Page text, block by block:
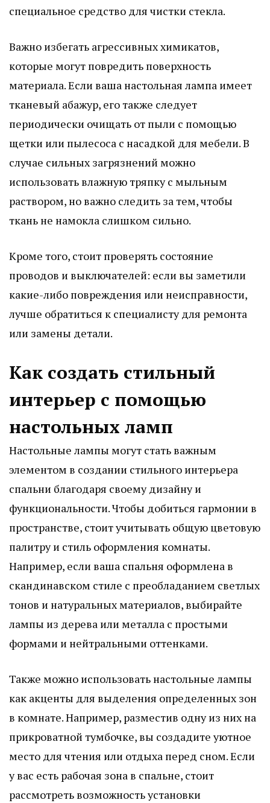
специальное средство для чистки стекла.
Важно избегать агрессивных химикатов,
которые могут повредить поверхность
материала. Если ваша настольная лампа имеет
тканевый абажур, его также следует
периодически очищать от пыли с помощью
щетки или пылесоса с насадкой для мебели. В
случае сильных загрязнений можно
использовать влажную тряпку с мыльным
раствором, но важно следить за тем, чтобы
ткань не намокла слишком сильно.
Кроме того, стоит проверять состояние
проводов и выключателей: если вы заметили
какие-либо повреждения или неисправности,
лучше обратиться к специалисту для ремонта
или замены детали.
Как создать стильный
интерьер с помощью
настольных ламп
Настольные лампы могут стать важным
элементом в создании стильного интерьера
спальни благодаря своему дизайну и
функциональности. Чтобы добиться гармонии в
пространстве, стоит учитывать общую цветовую
палитру и стиль оформления комнаты.
Например, если ваша спальня оформлена в
скандинавском стиле с преобладанием светлых
тонов и натуральных материалов, выбирайте
лампы из дерева или металла с простыми
формами и нейтральными оттенками.
Также можно использовать настольные лампы
как акценты для выделения определенных зон
в комнате. Например, разместив одну из них на
прикроватной тумбочке, вы создадите уютное
место для чтения или отдыха перед сном. Если
у вас есть рабочая зона в спальне, стоит
рассмотреть возможность установки